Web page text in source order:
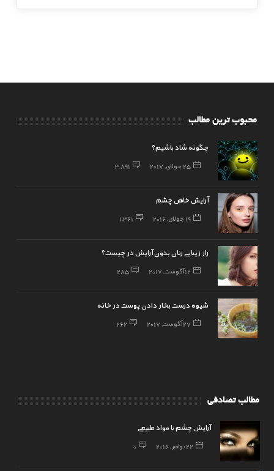
محبوب ترین مطالب
چگونه شاد باشیم؟
25 جولای, 2017 3,891
آرایش خاص چشم
19 جولای, 2016 1,361
راز زیبایی زنان بدون آرایش در چیست؟
12 آگوست, 2017 285
شیوه درست بخار دادن پوست در خانه
27 آگوست, 2017 262
مطالب تصادفی
آرایش چشم با مواد طبیعی
22 نوامبر, 2016 0